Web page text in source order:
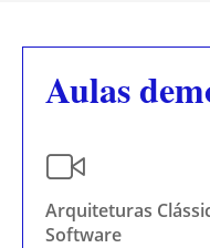
Aulas
Arquiteturas
Software